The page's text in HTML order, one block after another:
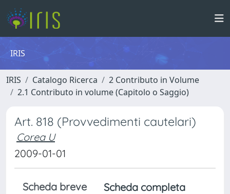
IRIS
IRIS Catalogo Ricerca
2 Contributo in Volume
2.1 Contributo in volume (Capitolo o Saggio)
Art. 818 (Provvedimenti cautelari)
Corea U
2009-01-01
Scheda breve
Scheda completa